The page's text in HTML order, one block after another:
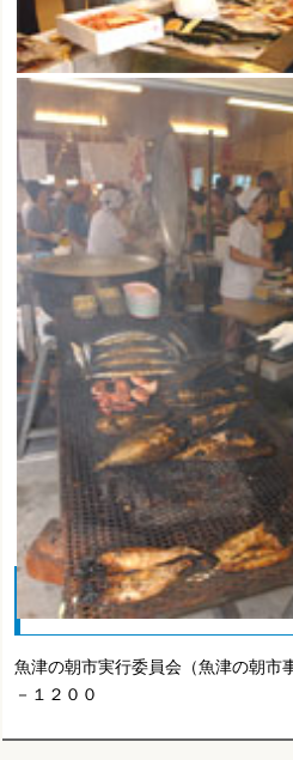
魚津の朝市実行委員会（魚津の朝
－１２００